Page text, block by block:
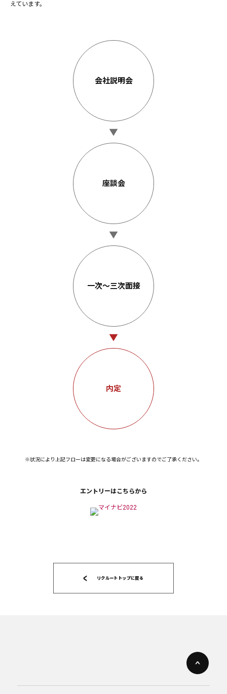
えています。
会社説明会
座談会
一次～三次面接
内定
※状況により上記フローは変更になる場合がございますのでご了承ください。
エントリーはこちらから
リクルートトップに戻る